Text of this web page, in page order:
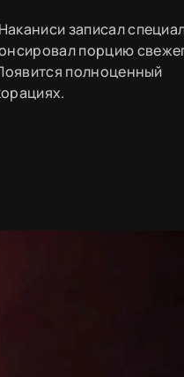
записал
порцию
полноценный